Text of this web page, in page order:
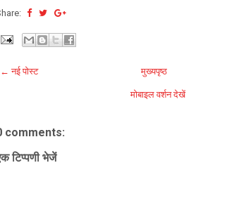
← नई पोस्ट मुख्यपृष्ठ
मोबाइल वर्शन देखें
comments:
टिप्पणी भेजें